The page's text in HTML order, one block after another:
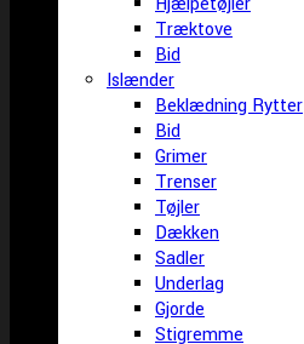
Træktove
Bid
Islænder
Beklædning Rytter
Bid
Grimer
Trenser
Tøjler
Dækken
Sadler
Underlag
Gjorde
Stigremme